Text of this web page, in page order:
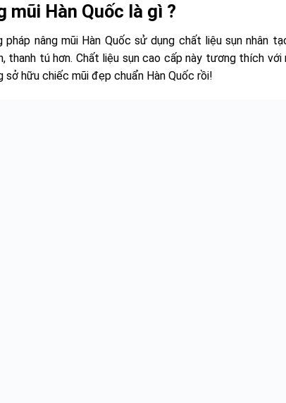
mũi Hàn Quốc là gì ?
pháp nâng mũi Hàn Quốc sử dụng chất liệu sụn nhân
thanh tú hơn. Chất liệu sụn cao cấp này tương thích
sở hữu chiếc mũi đẹp chuẩn Hàn Quốc rồi!